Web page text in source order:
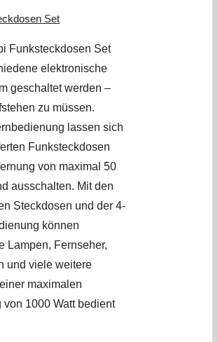
Set
Funksteckdosen Set
elektronische
geschaltet werden –
zu müssen.
lassen sich
Funksteckdosen
von maximal 50
ausschalten. Mit den
Steckdosen und der 4-
können
Lampen, Fernseher,
und viele weitere
maximalen
von 1000 Watt bedient